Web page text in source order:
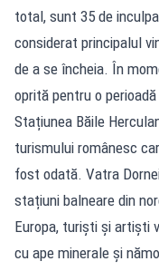
total, sunt 35 de
considerat principalul
de a se încheia. În
oprită pentru o
Stațiunea Băile
turismului românesc
fost odată. Vatra
stațiuni balneare din
Europa, turiști și artiști
cu ape minerale și